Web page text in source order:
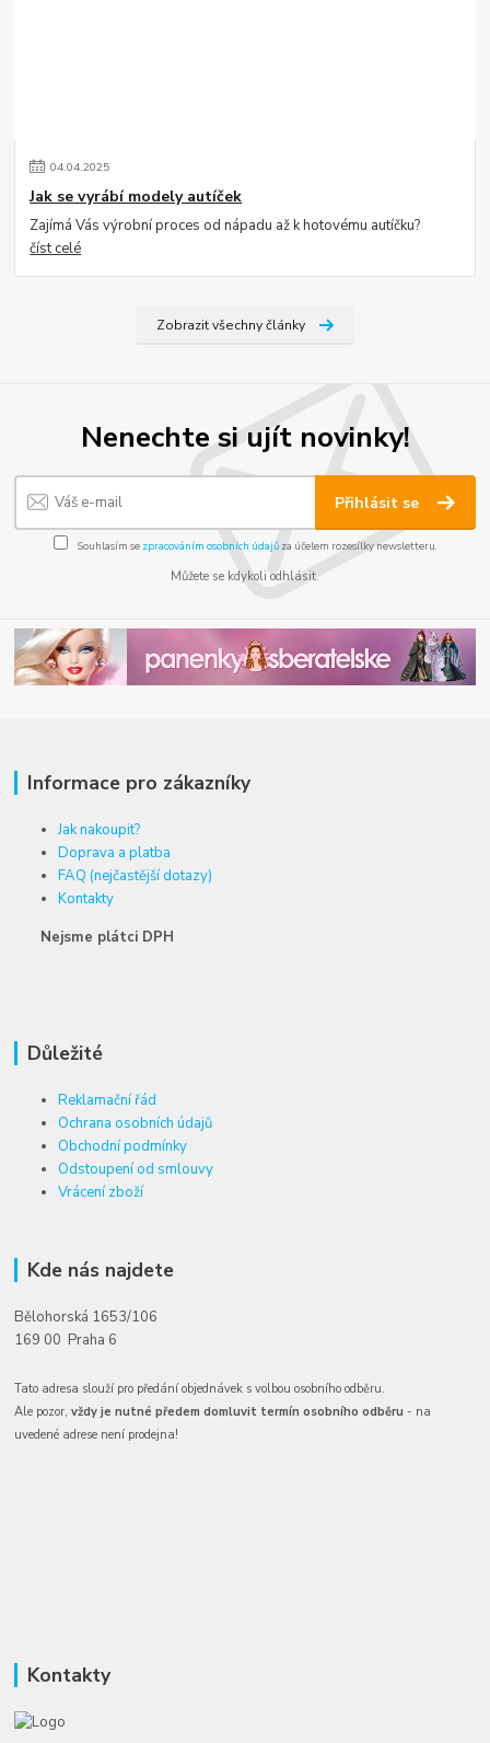
04.04.2025
Jak se vyrábí modely autíček
Zajímá Vás výrobní proces od nápadu až k hotovému autíčku?
číst celé
Zobrazit všechny články
Nenechte si ujít novinky!
Přihlásit se
Souhlasím se zpracováním osobních údajůza účelem rozesílky newsletteru.
Můžete se kdykoli odhlásit.
Informace pro zákazníky
Jak nakoupit?
Doprava a platba
FAQ (nejčastější dotazy)
Kontakty
Nejsme plátci DPH
Důležité
Reklamační řád
Ochrana osobních údajů
Obchodní podmínky
Odstoupení od smlouvy
Vrácení zboží
Kde nás najdete
Bělohorská 1653/106
169 00 Praha 6
Tato adresa slouží pro předání objednávek s volbou osobního odběru.
Ale pozor,vždy je nutné předem domluvit termín osobního odběru - na
uvedené adrese není prodejna!
Kontakty